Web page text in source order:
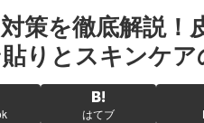
策を徹底解説！
りとスキンケア
はてブ